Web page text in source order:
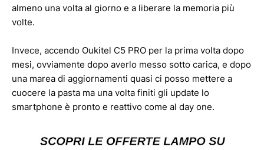
almeno una volta al giorno e a liberare la memoria più
volte.
Invece, accendo Oukitel C5 PRO per la prima volta dopo
mesi, ovviamente dopo averlo messo sotto carica, e dopo
una marea di aggiornamenti quasi ci posso mettere a
cuocere la pasta ma una volta finiti gli update lo
smartphone è pronto e reattivo come al day one.